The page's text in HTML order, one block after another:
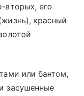
вторых, его
красный
или бантом,
засушенные